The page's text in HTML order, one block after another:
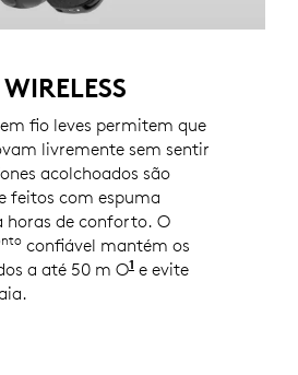
fio leves permitem que
livremente sem sentir
acolchoados são
feitos com espuma
horas de conforto. O
confiável mantém os
a até 50 m O1 alcance sem fio
e evite